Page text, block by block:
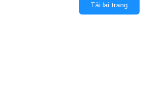
Tải lại trang